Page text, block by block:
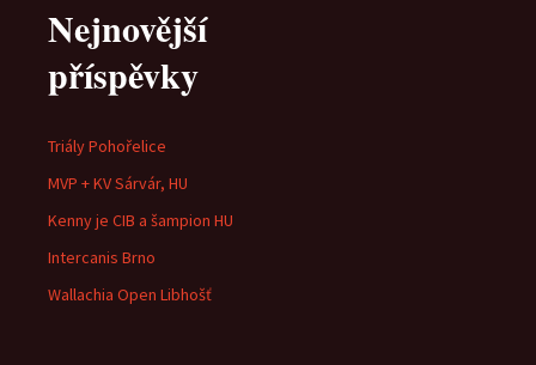
příspěvky
Nejnovější
příspěvky
Triály Pohořelice
MVP + KV Sárvár, HU
Kenny je CIB a šampion HU
Intercanis Brno
Wallachia Open Libhošť